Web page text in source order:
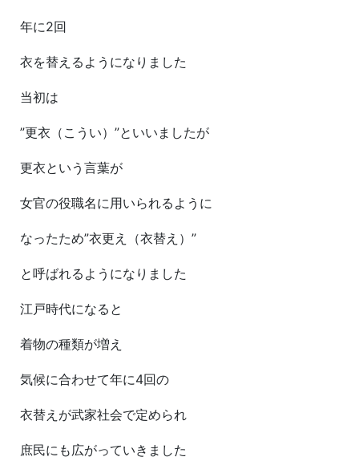
年に2回
衣を替えるようになりました
当初は
”更衣（こうい）”といいましたが
更衣という言葉が
女官の役職名に用いられるように
なったため”衣更え（衣替え）”
と呼ばれるようになりました
江戸時代になると
着物の種類が増え
気候に合わせて年に4回の
衣替えが武家社会で定められ
庶民にも広がっていきました